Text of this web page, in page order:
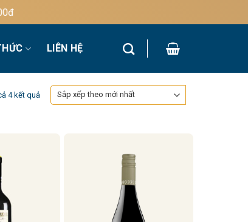
LIÊN HỆ
4 kết quảĐã
sắp